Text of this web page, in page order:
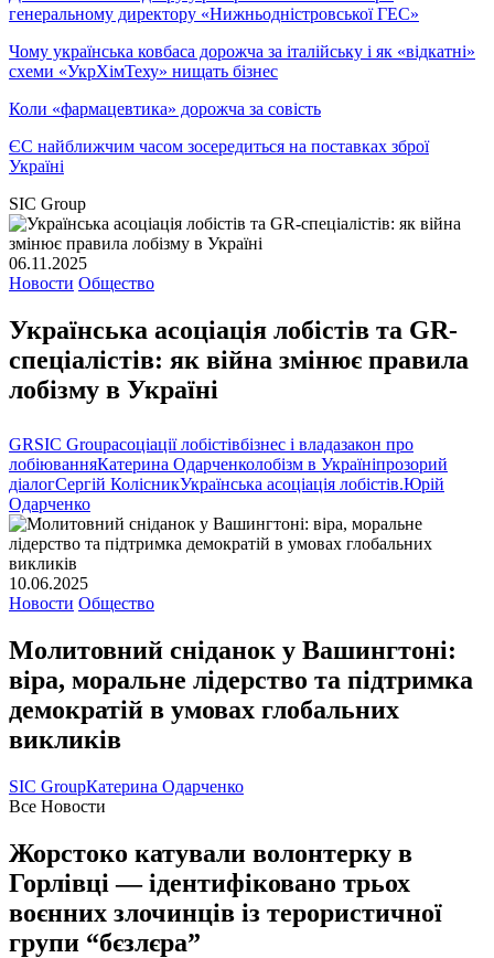
генеральному директору «Нижньодністровської ГЕС»
Чому українська ковбаса дорожча за італійську і як «відкатні»
схеми «УкрХімТеху» нищать бізнес
Коли «фармацевтика» дорожча за совість
ЄС найближчим часом зосередиться на поставках зброї
Україні
SIC Group
06.11.2025
Новости Общество
Українська асоціація лобістів та GR-
спеціалістів: як війна змінює правила
лобізму в Україні
GRSIC Groupасоціації лобістівбізнес і владазакон про
лобіюванняКатерина Одарченколобізм в Україніпрозорий
діалогСергій КолісникУкраїнська асоціація лобістів.Юрій
Одарченко
10.06.2025
Новости Общество
Молитовний сніданок у Вашингтоні:
віра, моральне лідерство та підтримка
демократій в умовах глобальних
викликів
SIC GroupКатерина Одарченко
Все Новости
Жорстоко катували волонтерку в
Горлівці — ідентифіковано трьох
воєнних злочинців із терористичної
групи “бєзлєра”